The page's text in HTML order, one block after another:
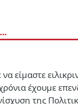
είμαστε
έχουμε
της